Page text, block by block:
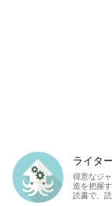
得意なジ
造を把握
読書で、